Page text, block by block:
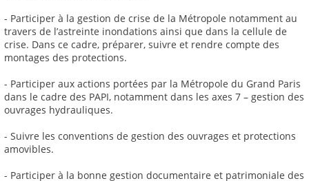
- Participer à la gestion de crise de la Métropole notamment au
travers de l’astreinte inondations ainsi que dans la cellule de
crise. Dans ce cadre, préparer, suivre et rendre compte des
montages des protections.
- Participer aux actions portées par la Métropole du Grand Paris
dans le cadre des PAPI, notamment dans les axes 7 – gestion des
ouvrages hydrauliques.
- Suivre les conventions de gestion des ouvrages et protections
amovibles.
- Participer à la bonne gestion documentaire et patrimoniale des